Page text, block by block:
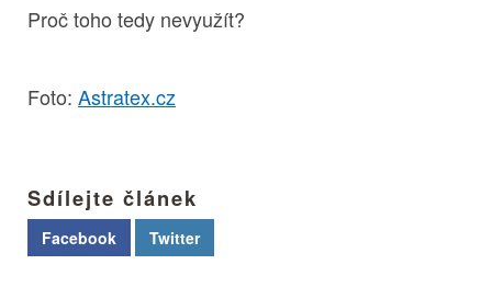
Proč toho tedy nevyužít?
Foto: Astratex.cz
Sdílejte článek
Facebook Twitter